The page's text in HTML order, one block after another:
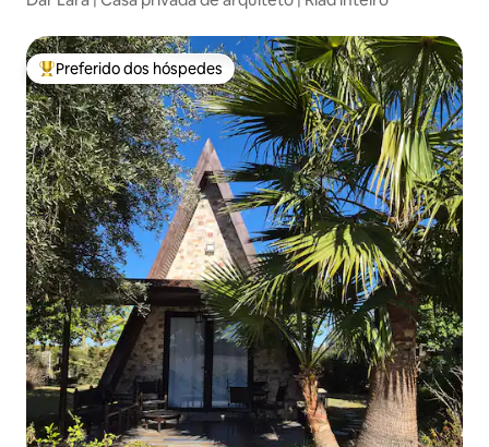
Entre os melhores preferidos dos hóspedes
Preferido dos hóspedes